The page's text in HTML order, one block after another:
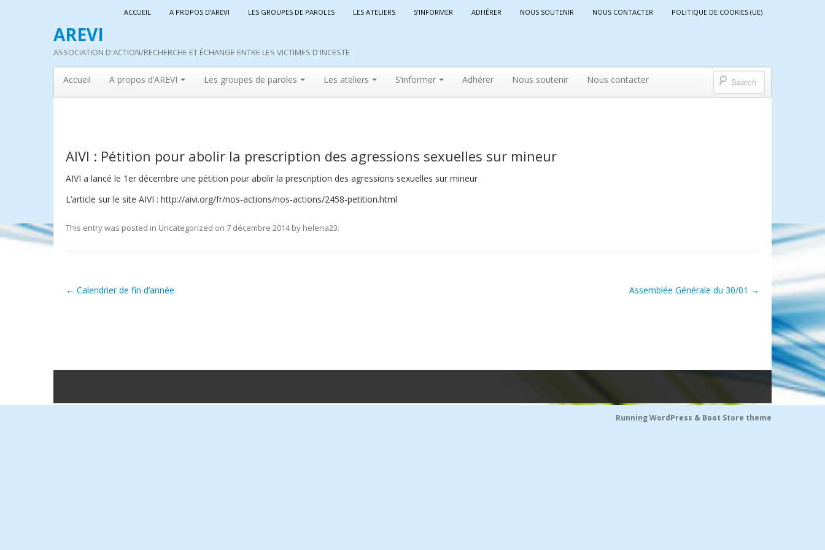
AREVI
ASSOCIATION D'ACTION/RECHERCHE ET ÉCHANGE ENTRE LES VICTIMES D'INCESTE
ACCUEIL A PROPOS D’AREVI LES GROUPES DE PAROLES LES ATELIERS S’INFORMER ADHÉRER NOUS SOUTENIR NOUS CONTACTER POLITIQUE DE COOKIES (UE)
Accueil A propos d’AREVI Les groupes de paroles Les ateliers S’informer Adhérer Nous soutenir Nous contacter
AIVI : Pétition pour abolir la prescription des agressions sexuelles sur mineur
AIVI a lancé le 1er décembre une pétition pour abolir la prescription des agressions sexuelles sur mineur
L’article sur le site AIVI : http://aivi.org/fr/nos-actions/nos-actions/2458-petition.html
This entry was posted in Uncategorized on 7 décembre 2014by helena23.
Post navigation
← Calendrier de fin d’année Assemblée Générale du 30/01 →
Running WordPress & Boot Store theme